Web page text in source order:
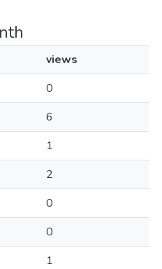
views
0
6
1
2
0
0
1